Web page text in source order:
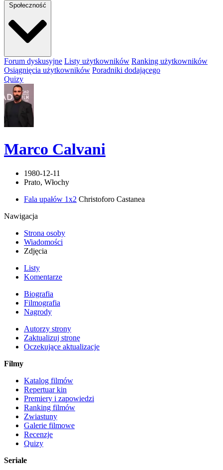
Społeczność
Forum dyskusyjne Listy użytkowników Ranking użytkowników
Osiągnięcia użytkowników Poradniki dodającego
Quizy
Marco Calvani
1980-12-11
Prato, Włochy
Fala upałów 1x2 Christoforo Castanea
Nawigacja
Strona osoby
Wiadomości
Zdjęcia
Listy
Komentarze
Biografia
Filmografia
Nagrody
Autorzy strony
Zaktualizuj stronę
Oczekujące aktualizacje
Filmy
Katalog filmów
Repertuar kin
Premiery i zapowiedzi
Ranking filmów
Zwiastuny
Galerie filmowe
Recenzje
Quizy
Seriale